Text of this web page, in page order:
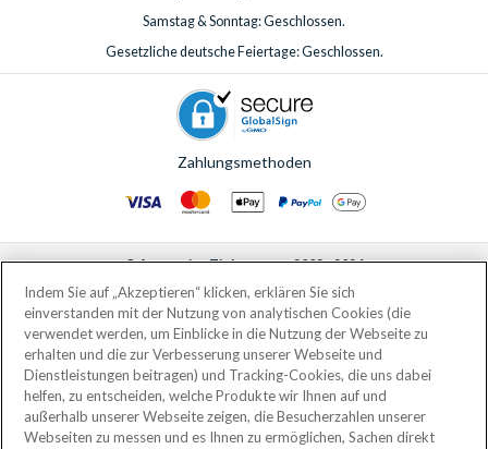
Samstag & Sonntag: Geschlossen.
Gesetzliche deutsche Feiertage: Geschlossen.
Zahlungsmethoden
© AttractionTickets.com 2002 - 2026
Eingetragener Firmensitz: 2nd Floor Nucleus House, 2 Lower Mortlake Road,
Richmond, United Kingdom, TW9 2JA.
AttractionTickets.com is a trading name of Attraction Tickets LTD, who are
the owners of UK Trademark Registration Nos. 3427114 and 3427117.
Registered in England with registered number 4390984 and VAT Number
795922965.
Indem Sie auf „Akzeptieren“ klicken, erklären Sie sich
einverstanden mit der Nutzung von analytischen Cookies (die
verwendet werden, um Einblicke in die Nutzung der Webseite zu
erhalten und die zur Verbesserung unserer Webseite und
Dienstleistungen beitragen) und Tracking-Cookies, die uns dabei
helfen, zu entscheiden, welche Produkte wir Ihnen auf und
außerhalb unserer Webseite zeigen, die Besucherzahlen unserer
Webseiten zu messen und es Ihnen zu ermöglichen, Sachen direkt